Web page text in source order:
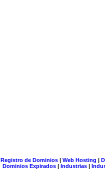
Registro de Dominios| Web Hosting |
Dominios Expirados | Industrias |